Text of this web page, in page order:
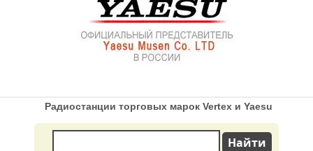
Радиостанции торговых марок Vertex и Yaesu